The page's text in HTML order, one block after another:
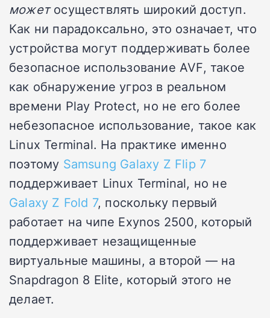
можетосуществлять широкий доступ.
Как ни парадоксально, это означает, что
устройства могут поддерживать более
безопасное использование AVF, такое
как обнаружение угроз в реальном
времени Play Protect, но не его более
небезопасное использование, такое как
Linux Terminal. На практике именно
поэтому Samsung Galaxy Z Flip 7
поддерживает Linux Terminal, но не
Galaxy Z Fold 7, поскольку первый
работает на чипе Exynos 2500, который
поддерживает незащищенные
виртуальные машины, а второй — на
Snapdragon 8 Elite, который этого не
делает.